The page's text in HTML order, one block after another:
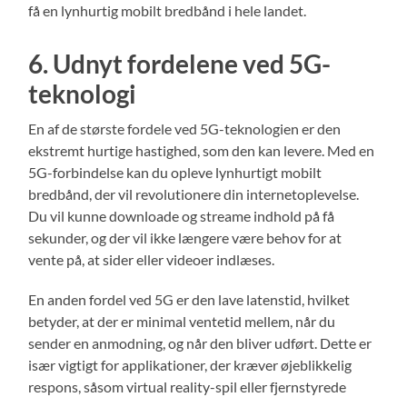
få en lynhurtig mobilt bredbånd i hele landet.
6. Udnyt fordelene ved 5G-
teknologi
En af de største fordele ved 5G-teknologien er den
ekstremt hurtige hastighed, som den kan levere. Med en
5G-forbindelse kan du opleve lynhurtigt mobilt
bredbånd, der vil revolutionere din internetoplevelse.
Du vil kunne downloade og streame indhold på få
sekunder, og der vil ikke længere være behov for at
vente på, at sider eller videoer indlæses.
En anden fordel ved 5G er den lave latenstid, hvilket
betyder, at der er minimal ventetid mellem, når du
sender en anmodning, og når den bliver udført. Dette er
især vigtigt for applikationer, der kræver øjeblikkelig
respons, såsom virtual reality-spil eller fjernstyrede